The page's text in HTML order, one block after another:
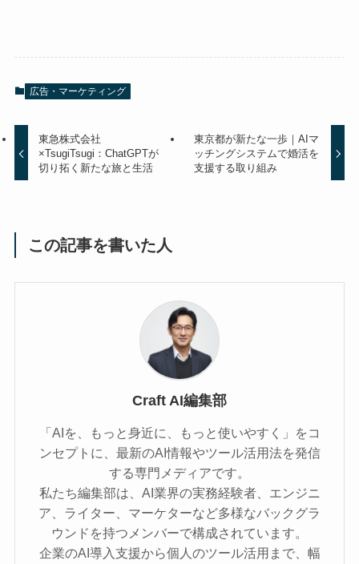
広告・マーケティング
東急株式会社
×TsugiTsugi：ChatGPTが
切り拓く新たな旅と生活
東京都が新たな一歩｜AIマ
ッチングシステムで婚活を
支援する取り組み
この記事を書いた人
Craft AI編集部
「AIを、もっと身近に、もっと使いやすく」をコ
ンセプトに、最新のAI情報やツール活用法を発信
する専門メディアです。
私たち編集部は、AI業界の実務経験者、エンジニ
ア、ライター、マーケターなど多様なバックグラ
ウンドを持つメンバーで構成されています。
企業のAI導入支援から個人のツール活用まで、幅